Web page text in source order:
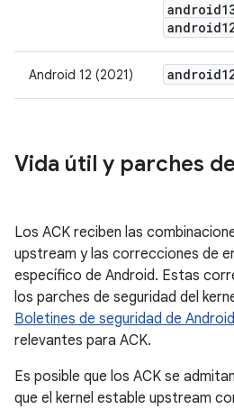
Android 12 (2021)
Vida útil y parches
Los ACK reciben las
upstream y las correcciones de
específico de Android. Estas
los parches de seguridad del
Boletines de seguridad de Android
relevantes para ACK.
Es posible que los ACK se
que el kernel estable upstream